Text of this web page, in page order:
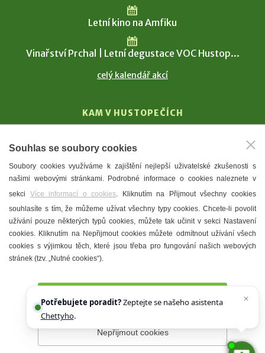
Letní kino na Amfiku
Vinařství Prchal | Letní degustace VOC Hustop...
celý kalendář akcí
KAM V HUSTOPEČÍCH
T. G. Masaryk
Mandloně
Ubytování
Restaurace
Městské muzeum a galerie
Denní meníčka
Prohlášení o přístupnosti Správce webu
Souhlas se soubory cookies
Soubory cookies využíváme k zajištění nejlepší uživatelské zkušenosti s
našimi webovými stránkami. Podrobné informace o cookies naleznete v
sekci Více informací o cookies. Kliknutím na Přijmout všechny cookies
souhlasíte s tím, že můžeme užívat všechny typy cookies. Chcete-li povolit
užívání pouze některých typů cookies, můžete tak učinit v sekci Nastavení
cookies. Kliknutím na Nepřijmout cookies můžete odmítnout užívání všech
cookies s výjimkou těch, které jsou třeba pro fungování našich webových
stránek (tzv. „Nutné cookies“).
Nepřijmout cookies
Potřebujete poradit?Zeptejte se našeho asistenta
Chettyho.